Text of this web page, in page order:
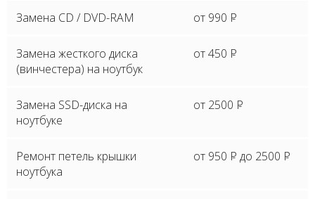
Замена CD / DVD-RAM от 990 P
Замена жесткого диска
(винчестера) на ноутбук
от 450 P
Замена SSD-диска на
ноутбуке
от 2500 P
Ремонт петель крышки
ноутбука
от 950 P до 2500 P